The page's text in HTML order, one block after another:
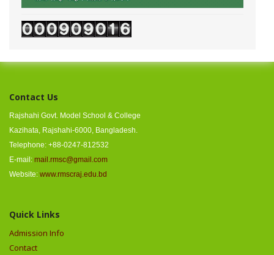
Contact Us
Rajshahi Govt. Model School & College
Kazihata, Rajshahi-6000, Bangladesh.
Telephone: +88-0247-812532
E-mail: mail.rmsc@gmail.com
Website: www.rmscraj.edu.bd
Quick Links
Admission Info
Contact